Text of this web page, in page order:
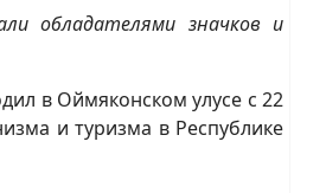
обладателями значков и
в Оймяконском улусе с 22
и туризма в Республике